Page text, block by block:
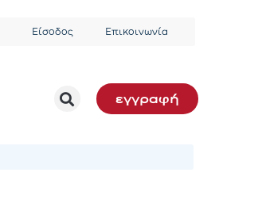
Είσοδος Επικοινωνία
εγγραφή